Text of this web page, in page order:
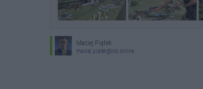
Maciej Piątek
maciej.piatek@ino.online